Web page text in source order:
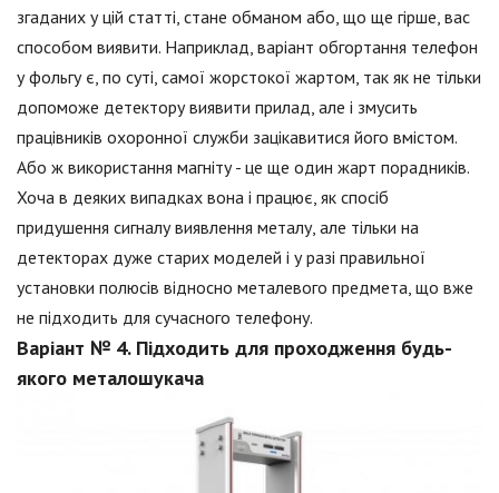
згаданих у цій статті, стане обманом або, що ще гірше, вас
способом виявити. Наприклад, варіант обгортання телефон
у фольгу є, по суті, самої жорстокої жартом, так як не тільки
допоможе детектору виявити прилад, але і змусить
працівників охоронної служби зацікавитися його вмістом.
Або ж використання магніту - це ще один жарт порадників.
Хоча в деяких випадках вона і працює, як спосіб
придушення сигналу виявлення металу, але тільки на
детекторах дуже старих моделей і у разі правильної
установки полюсів відносно металевого предмета, що вже
не підходить для сучасного телефону.
Варіант № 4. Підходить для проходження будь-
якого металошукача